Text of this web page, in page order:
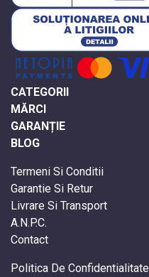
CATEGORII
MĂRCI
GARANȚIE
BLOG
Termeni Si Conditii
Garantie Si Retur
Livrare Si Transport
A.N.P.C.
Contact
Politica De Confidentialitate